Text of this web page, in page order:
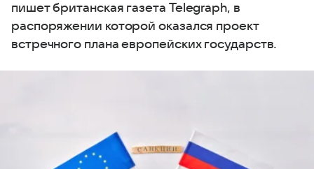
пишет британская газета Telegraph, в
распоряжении которой оказался проект
встречного плана европейских государств.